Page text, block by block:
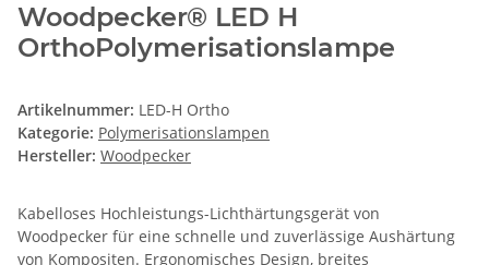
Woodpecker® LED H
OrthoPolymerisationslampe
Artikelnummer: LED-H Ortho
Kategorie: Polymerisationslampen
Hersteller: Woodpecker
Kabelloses Hochleistungs-Lichthärtungsgerät von
Woodpecker für eine schnelle und zuverlässige Aushärtung
von Kompositen. Ergonomisches Design, breites